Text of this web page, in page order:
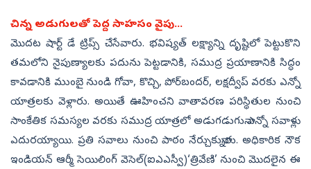
చిన్న అడుగులతో పెద్ద సాహసం వైపు...
మొదట షార్ట్‌ డే ట్రిప్స్‌ చేసేవారు. భవిష్యత్‌ లక్ష్యాన్ని దృష్టిలో పెట్టుకొని
తమలోని నైపుణ్యాలకు పదును పెట్టడానికి, సముద్ర ప్రయాణానికి సిద్ధం
కావడానికి ముంబై నుండి గోవా, కొచ్చి, పోర్‌బందర్, లక్షద్వీప్‌ వరకు ఎన్నో
యాత్రలకు వెళ్లారు. అయితే ఊహించని వాతావరణ పరిస్థితుల నుంచి
సాంకేతిక సమస్యల వరకు సముద్ర యాత్రలో అడుగడుగునా ఎన్నో సవాళ్లు
ఎదురయ్యాయి. ప్రతి సవాలు నుంచి పాఠం నేర్చుకున్నారు. అధికారిక నౌక
ఇండియన్‌ ఆర్మీ సెయిలింగ్‌ వెసెల్‌(ఐఎఎస్వీ)‘త్రివేణి’ నుంచి మొదలైన ఈ